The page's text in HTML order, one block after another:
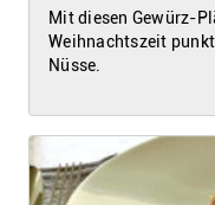
Mit diesen Gewürz-
Weihnachtszeit
Nüsse.